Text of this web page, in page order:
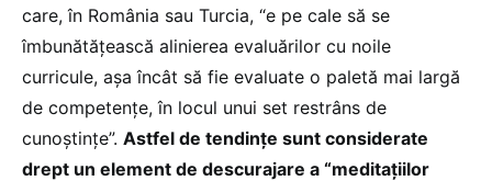
care, în România sau Turcia, “e pe cale să se
îmbunătățească alinierea evaluărilor cu noile
curricule, așa încât să fie evaluate o paletă mai largă
de competențe, în locul unui set restrâns de
cunoștințe”. Astfel de tendințe sunt considerate
drept un element de descurajare a “meditațiilor